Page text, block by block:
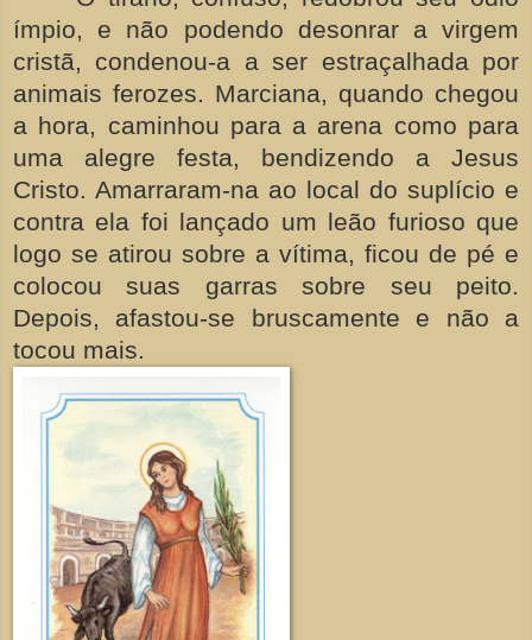
ímpio, e não podendo desonrar a virgem
cristã, condenou-a a ser estraçalhada por
animais ferozes. Marciana, quando chegou
a hora, caminhou para a arena como para
uma alegre festa, bendizendo a Jesus
Cristo. Amarraram-na ao local do suplício e
contra ela foi lançado um leão furioso que
logo se atirou sobre a vítima, ficou de pé e
colocou suas garras sobre seu peito.
Depois, afastou-se bruscamente e não a
tocou mais.